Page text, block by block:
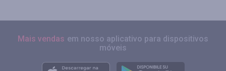
Mais vendas em nosso aplicativo para dispositivos
móveis